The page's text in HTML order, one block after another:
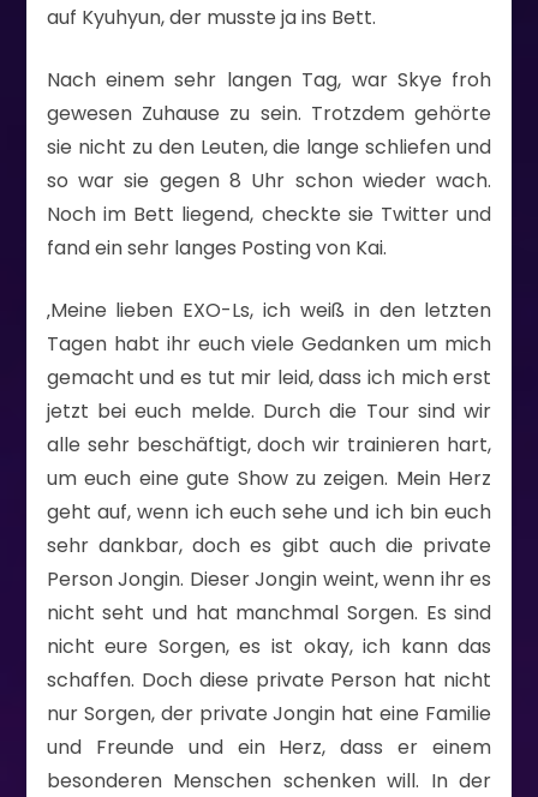
auf Kyuhyun, der musste ja ins Bett.
Nach einem sehr langen Tag, war Skye froh
gewesen Zuhause zu sein. Trotzdem gehörte
sie nicht zu den Leuten, die lange schliefen und
so war sie gegen 8 Uhr schon wieder wach.
Noch im Bett liegend, checkte sie Twitter und
fand ein sehr langes Posting von Kai.
‚Meine lieben EXO-Ls, ich weiß in den letzten
Tagen habt ihr euch viele Gedanken um mich
gemacht und es tut mir leid, dass ich mich erst
jetzt bei euch melde. Durch die Tour sind wir
alle sehr beschäftigt, doch wir trainieren hart,
um euch eine gute Show zu zeigen. Mein Herz
geht auf, wenn ich euch sehe und ich bin euch
sehr dankbar, doch es gibt auch die private
Person Jongin. Dieser Jongin weint, wenn ihr es
nicht seht und hat manchmal Sorgen. Es sind
nicht eure Sorgen, es ist okay, ich kann das
schaffen. Doch diese private Person hat nicht
nur Sorgen, der private Jongin hat eine Familie
und Freunde und ein Herz, dass er einem
besonderen Menschen schenken will. In der